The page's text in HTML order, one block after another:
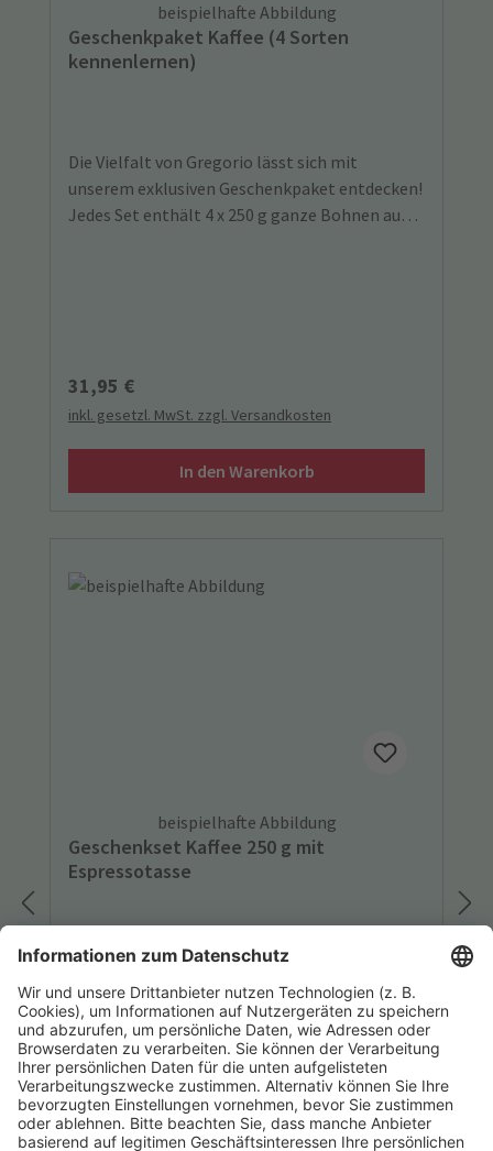
beispielhafte Abbildung
Geschenkpaket Kaffee (4 Sorten
kennenlernen)
Die Vielfalt von Gregorio lässt sich mit
unserem exklusiven Geschenkpaket entdecken!
Jedes Set enthält 4 x 250 g ganze Bohnen aus
Regulärer Preis:
31,95 €
inkl. gesetzl. MwSt. zzgl. Versandkosten
In den Warenkorb
beispielhafte Abbildung
Geschenkset Kaffee 250 g mit
Espressotasse
ideal für echte Kaffeeliebhaber. Die
ausgewogene Mischung aus 70 % Arabica
(Brasilien, Honduras, Kolumbien, Mexiko) und
30 % Robusta (Indien, Uganda) begeistert mit
einem vollmundigen Aroma und feinen
Nuancen.